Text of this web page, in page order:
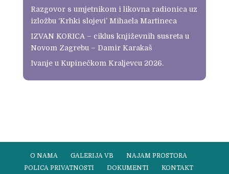
Razgovor s umjetnikom i likovna radionica uz
izložbu ‘Krhki slojevi’ Mihaela Martineca
IZVAN KORICA – ciklus književnih susreta u
Novom Zagrebu – Damir Karakaš
Ivanje u Kupinečkom Kraljevcu 2026.
O NAMA GALERIJA VB
NAJAM PROSTORA
POLICA PRIVATNOSTI
DOKUMENTI KONTAKT